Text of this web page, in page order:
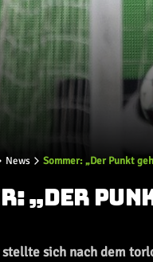
News Sommer: „Der Punkt
„DER
stellte sich nach dem